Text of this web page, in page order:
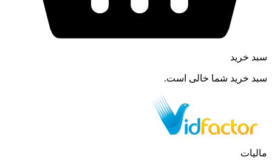
سبد خرید
سبد خرید شما خالی است.
مالیات